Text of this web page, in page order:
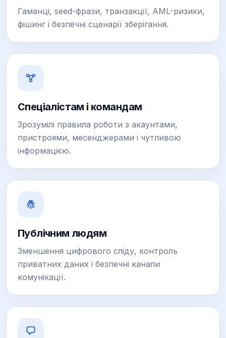
Гаманці, seed-фрази, транзакції, AML-ризики,
фішинг і безпечні сценарії зберігання.
Спеціалістам і командам
Зрозумілі правила роботи з акаунтами,
пристроями, месенджерами і чутливою
інформацією.
Публічним людям
Зменшення цифрового сліду, контроль
приватних даних і безпечні канали
комунікації.